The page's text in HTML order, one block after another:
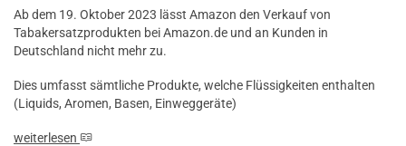
Ab dem 19. Oktober 2023 lässt Amazon den Verkauf von
Tabakersatzprodukten bei Amazon.de und an Kunden in
Deutschland nicht mehr zu.
Dies umfasst sämtliche Produkte, welche Flüssigkeiten enthalten
(Liquids, Aromen, Basen, Einweggeräte)
weiterlesen